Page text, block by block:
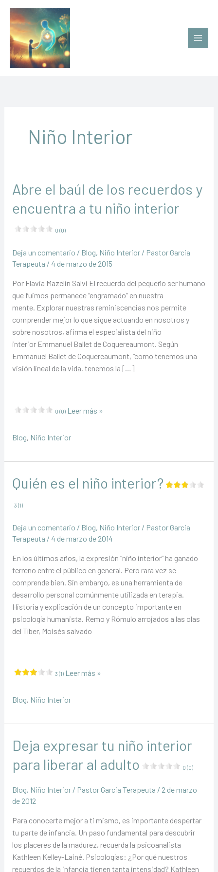
contenido
Niño Interior
Abre el baúl de los recuerdos y
encuentra a tu niño interior
0 (0)
Deja un comentario / Blog, Niño Interior/ Pastor Garcia
Terapeuta / 4 de marzo de 2015
Por Flavia Mazelin Salvi El recuerdo del pequeño ser humano
que fuimos permanece “engramado” en nuestra
mente. Explorar nuestras reminiscencias nos permite
comprender mejor lo que sigue actuando en nosotros y
sobre nosotros, afirma el especialista del niño
interior Emmanuel Ballet de Coquereaumont. Según
Emmanuel Ballet de Coquereaumont, “como tenemos una
visión lineal de la vida, tenemos la […]
de
recuerdos
encuentra
tu
interior
0 (0)Leer más »
Blog, Niño Interior
Quién es el niño interior?
3 (1)
Deja un comentario / Blog, Niño Interior/ Pastor Garcia
Terapeuta / 4 de marzo de 2014
En los últimos años, la expresión “niño interior” ha ganado
terreno entre el público en general. Pero rara vez se
comprende bien. Sin embargo, es una herramienta de
desarrollo personal comúnmente utilizada en terapia.
Historia y explicación de un concepto importante en
psicología humanista. Remo y Rómulo arrojados a las olas
del Tíber, Moisés salvado
es
niño
3 (1)Leer más »
Blog, Niño Interior
Deja expresar tu niño interior
para liberar al adulto
0 (0)
Blog, Niño Interior/ Pastor Garcia Terapeuta / 2 de marzo
de 2012
Para conocerte mejor a ti mismo, es importante despertar
tu parte de infancia. Un paso fundamental para descubrir
los placeres de la madurez, recuerda la psicoanalista
Kathleen Kelley-Lainé. Psicologías: ¿Por qué nuestros
recuerdos de la infancia tienen tanta intensidad? Kathleen